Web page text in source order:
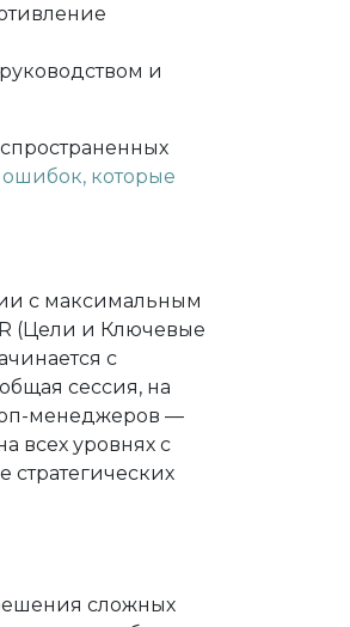
и
ошибок, которые
с максимальным
(Цели и Ключевые
с
сессия, на
менеджеров —
всех уровнях с
сложных